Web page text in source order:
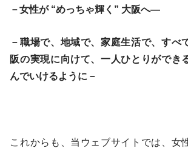
－女性が “めっちゃ輝く” 大阪へ―
－職場で、地域で、家庭生活で、すべ
阪の実現に向けて、一人ひとりができ
んでいけるように－
これからも、当ウェブサイトでは、女